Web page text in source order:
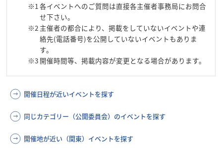
※1 各イベントへのご質問は直接各主催者事務局にお問合
せ下さい。
※2 主催者の都合により、掲載をしていないイベントや連
絡先(電話番号)を公開していないイベントもありま
す。
※3 開催時間等、掲載内容が変更となる場合があります。
開催日程が近いイベントを探す
同じカテゴリー（公開委員会）のイベントを探す
開催地が近い（関東）イベントを探す